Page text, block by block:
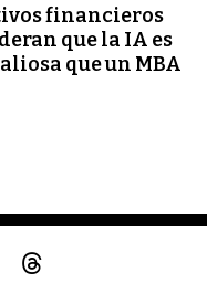
financieros
que la IA es
que un MBA